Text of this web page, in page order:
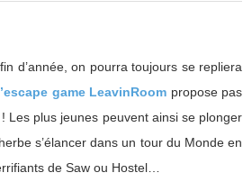
d’année, on pourra toujours se repliera
game LeavinRoom propose pas
Les plus jeunes peuvent ainsi se plonger
s’élancer dans un tour du Monde en
de Saw ou Hostel…